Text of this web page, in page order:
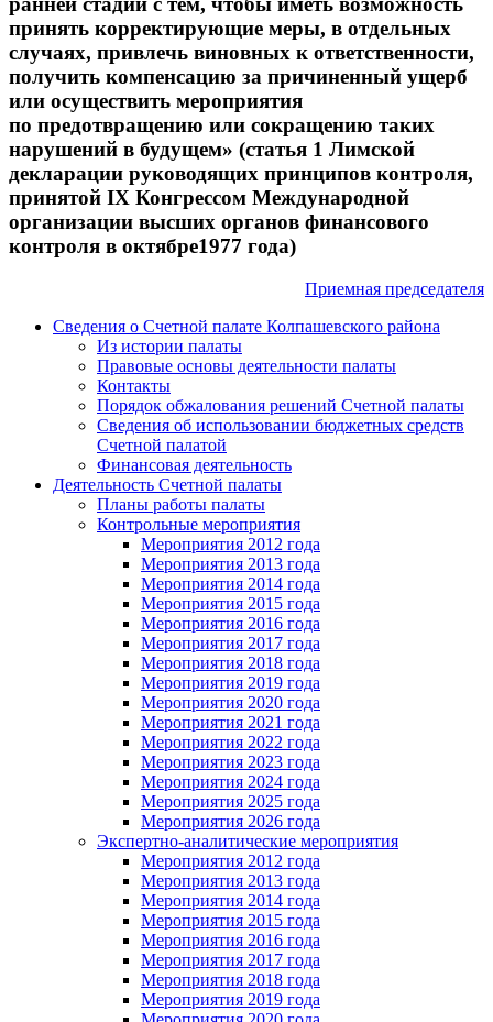
принять корректирующие меры, в отдельных
случаях, привлечь виновных к ответственности,
получить компенсацию за причиненный ущерб
или осуществить мероприятия
по предотвращению или сокращению таких
нарушений в будущем» (статья 1 Лимской
декларации руководящих принципов контроля,
принятой IX Конгрессом Международной
организации высших органов финансового
контроля в октябре1977 года)
Приемная председателя
Сведения о Счетной палате Колпашевского района
Из истории палаты
Правовые основы деятельности палаты
Контакты
Порядок обжалования решений Счетной палаты
Сведения об использовании бюджетных средств
Счетной палатой
Финансовая деятельность
Деятельность Счетной палаты
Планы работы палаты
Контрольные мероприятия
Мероприятия 2012 года
Мероприятия 2013 года
Мероприятия 2014 года
Мероприятия 2015 года
Мероприятия 2016 года
Мероприятия 2017 года
Мероприятия 2018 года
Мероприятия 2019 года
Мероприятия 2020 года
Мероприятия 2021 года
Мероприятия 2022 года
Мероприятия 2023 года
Мероприятия 2024 года
Мероприятия 2025 года
Мероприятия 2026 года
Экспертно-аналитические мероприятия
Мероприятия 2012 года
Мероприятия 2013 года
Мероприятия 2014 года
Мероприятия 2015 года
Мероприятия 2016 года
Мероприятия 2017 года
Мероприятия 2018 года
Мероприятия 2019 года